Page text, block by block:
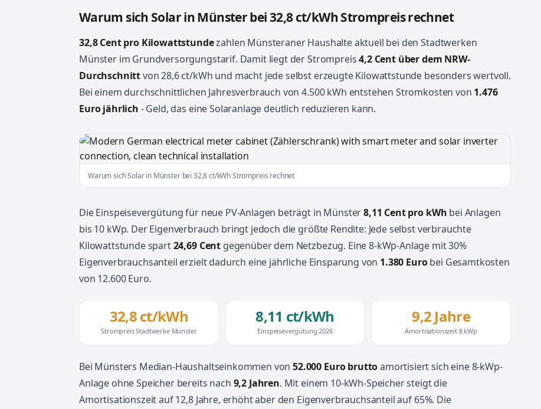
Warum sich Solar in Münster bei 32,8 ct/kWh Strompreis rechnet
32,8 Cent pro Kilowattstundezahlen Münsteraner Haushalte aktuell bei den Stadtwerken
Münster im Grundversorgungstarif. Damit liegt der Strompreis4,2 Cent über dem NRW-
Durchschnittvon 28,6 ct/kWh und macht jede selbst erzeugte Kilowattstunde besonders wertvoll.
Bei einem durchschnittlichen Jahresverbrauch von 4.500 kWh entstehen Stromkosten von 1.476
Euro jährlich - Geld, das eine Solaranlage deutlich reduzieren kann.
Warum sich Solar in Münster bei 32,8 ct/kWh Strompreis rechnet
Die Einspeisevergütung für neue PV-Anlagen beträgt in Münster8,11 Cent pro kWh bei Anlagen
bis 10 kWp. Der Eigenverbrauch bringt jedoch die größte Rendite: Jede selbst verbrauchte
Kilowattstunde spart24,69 Cent gegenüber dem Netzbezug. Eine 8-kWp-Anlage mit 30%
Eigenverbrauchsanteil erzielt dadurch eine jährliche Einsparung von 1.380 Eurobei Gesamtkosten
von 12.600 Euro.
32,8 ct/kWh
Strompreis Stadtwerke Münster
8,11 ct/kWh
Einspeisevergütung 2026
9,2 Jahre
Amortisationszeit 8 kWp
Bei Münsters Median-Haushaltseinkommen von52.000 Euro bruttoamortisiert sich eine 8-kWp-
Anlage ohne Speicher bereits nach 9,2 Jahren. Mit einem 10-kWh-Speicher steigt die
Amortisationszeit auf 12,8 Jahre, erhöht aber den Eigenverbrauchsanteil auf 65%. Die